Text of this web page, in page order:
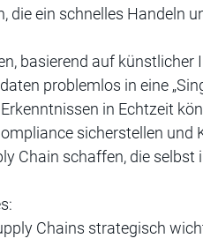
die ein schnelles Handeln
basierend auf künstlicher
problemlos in eine
in Echtzeit
sicherstellen und
Chain schaffen, die selbst
Chains strategisch